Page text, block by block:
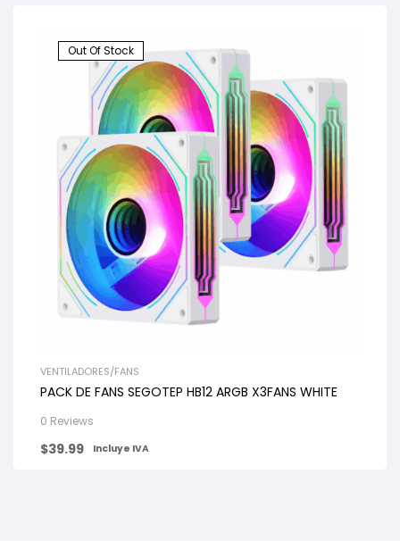
Out Of Stock
VENTILADORES/FANS
PACK DE FANS SEGOTEP HB12 ARGB X3FANS WHITE
0 Reviews
$39.99 Incluye IVA